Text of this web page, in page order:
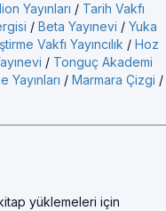
Yayınları / Tarih Vakfı
/ Beta Yayınevi / Yuka
Vakfı Yayıncılık / Hoz
/ Tonguç Akademi
Yayınları / Marmara Çizgi /
yüklemeleri için